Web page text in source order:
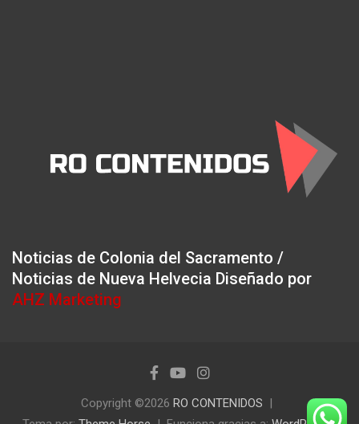
Noticias de Colonia del Sacramento /
Noticias de Nueva Helvecia Diseñado por
AHZ Marketing
Copyright ©2026 RO CONTENIDOS